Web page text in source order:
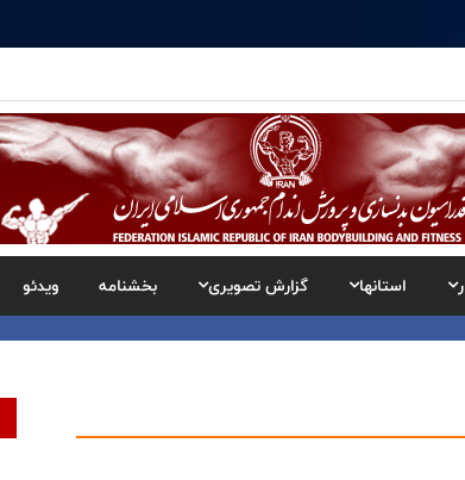
استانها گزارش تصویری بخشنامه ویدئو